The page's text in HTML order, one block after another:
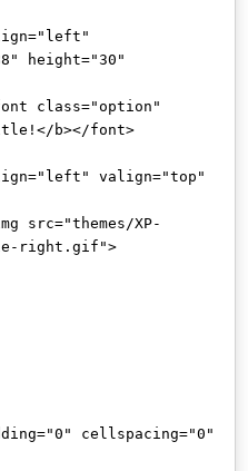
height="30"
b></font>
valign="top"
XP-
right.gif">
cellspacing="0"